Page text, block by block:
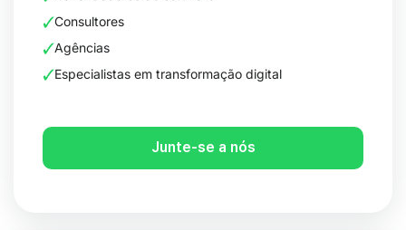
Consultores
Agências
Especialistas em transformação digital
Junte-se a nós